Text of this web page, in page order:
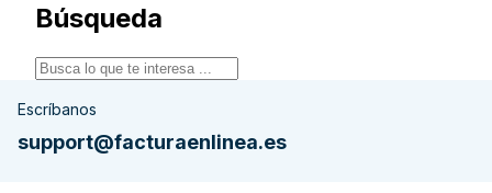
Búsqueda
Escríbanos
support@facturaenlinea.es